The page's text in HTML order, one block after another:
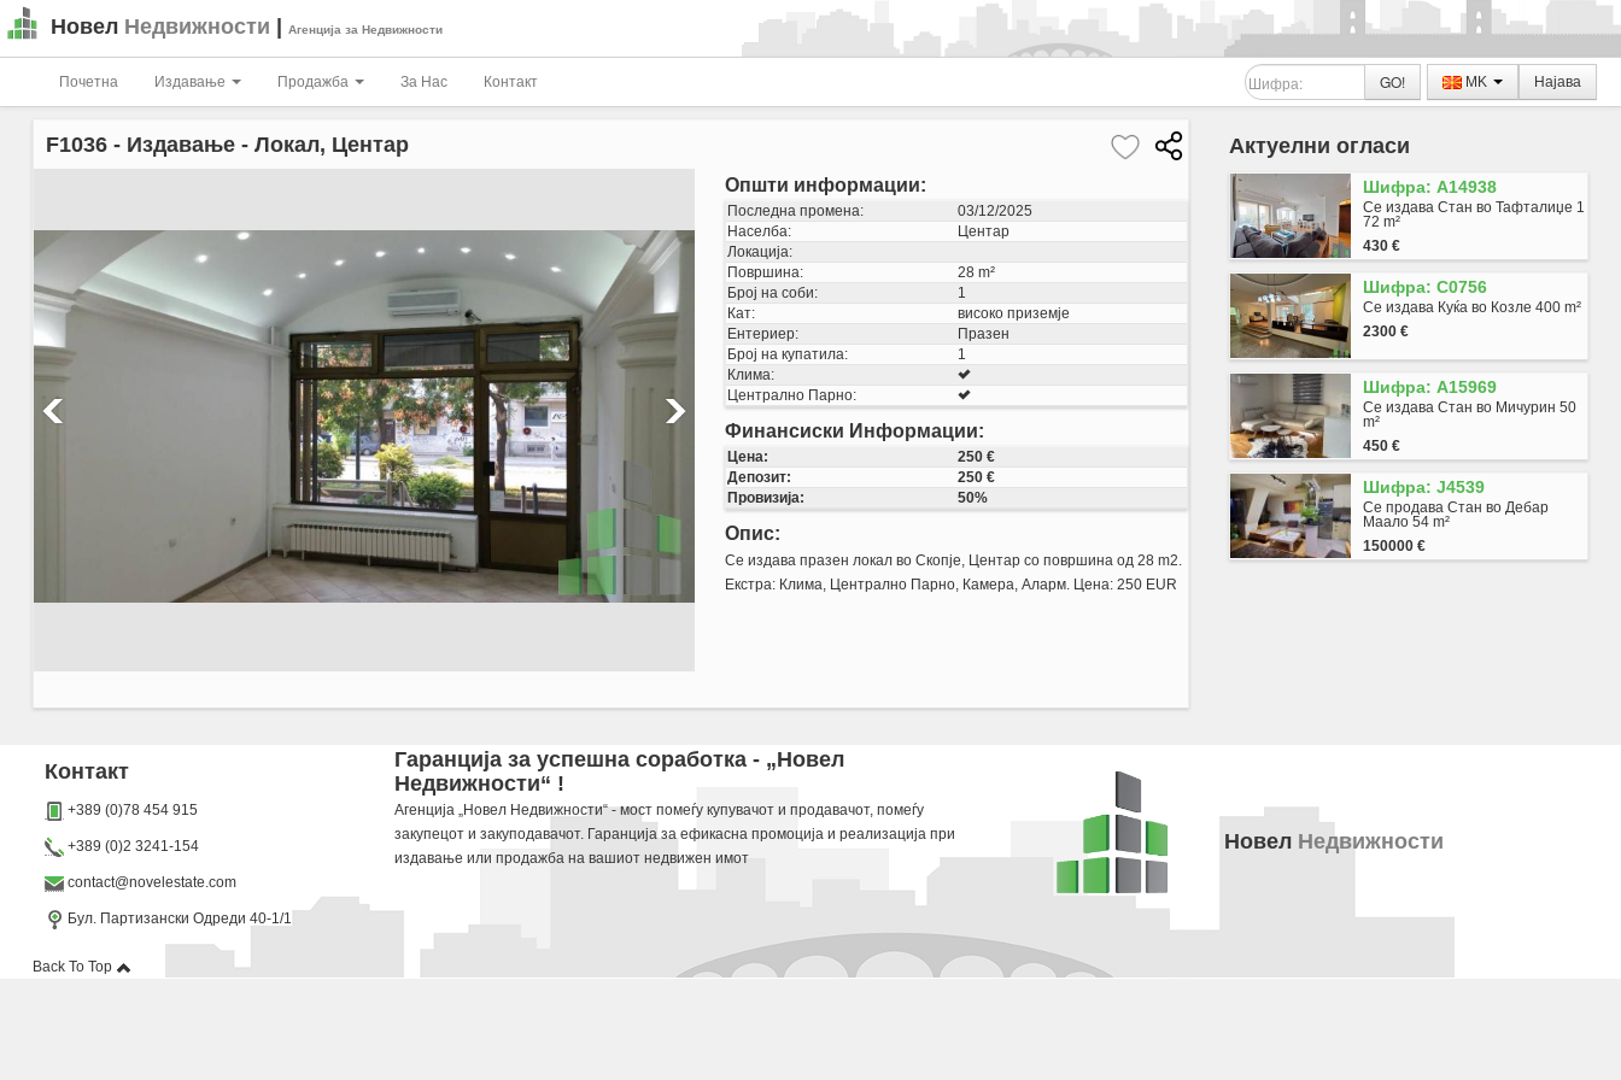
Новел Недвижности Агенција за Недвижности
Почетна Издавање Продажба За Нас Контакт Најава
MK
GO!
F1036- Издавање - Локал, Центар
Општи информации:
Последна промена:
03/12/2025
Населба:
Центар
Локација:
Површина:
28 m²
Број на соби:
1
Кат:
високо приземје
Ентериер:
Празен
Број на купатила:
1
Клима:
Централно Парно:
Финансиски Информации:
Цена:
250 €
Депозит:
250 €
Провизија:
50%
Опис:
Се издава празен локал во Скопје, Центар со површина од 28 m2.
Екстра: Клима, Централно Парно, Камера, Аларм. Цена: 250 EUR
Актуелни огласи
Шифра: A14938
Се издава Стан во Тафталиџе 1
72 m²
430 €
Шифра: C0756
Се издава Куќа во Козле 400 m²
2300 €
Шифра: A15969
Се издава Стан во Мичурин 50
m²
450 €
Шифра: J4539
Се продава Стан во Дебар
Маало 54 m²
150000 €
Dokolku barate stan, kuka, deloven prostor ova e vistinskoto mesto da ja zapocnete vasata potraga.
Контакт
+389 (0)78 454 915
+389 (0)2 3241-154
contact@novelestate.com
Бул. Партизански Одреди 40-1/1
Гаранција за успешна соработка - „Новел
Недвижности“ !
Агенција „Новел Недвижности“ - мост помеѓу купувачот и продавачот, помеѓу
закупецот и закуподавачот. Гаранција за ефикасна промоција и реализација при
издавање или продажба на вашиот недвижен имот
Новел Недвижности
Back To Top